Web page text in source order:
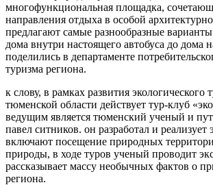
многофункциональная площадка,
направления отдыха в особой
предлагают самые разнообразные
дома внутри настоящего автобуса до дома
поделились в департаменте
туризма региона.
к слову, в рамках развития экологического
тюменской области действует тур-клуб
ведущим является тюменский ученый и
павел ситников. он разработал и реализует
включают посещение природных
природы, в ходе туров ученый проводит
рассказывает массу необычных фактов о
региона.